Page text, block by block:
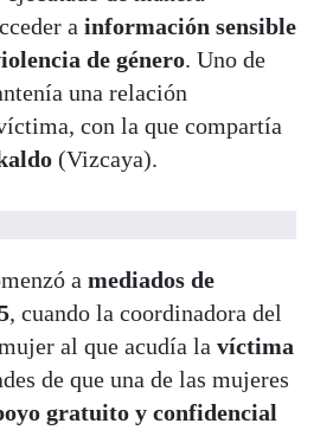
a información sensible
de género. Uno de
una relación
con la que compartía
(Vizcaya).
a mediados de
, cuando la coordinadora del
al que acudía la víctima
de que una de las mujeres
gratuito y confidencial